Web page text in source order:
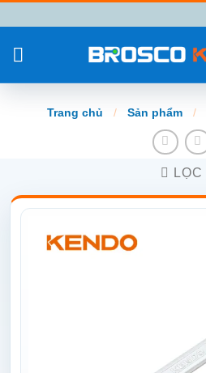
đến
nội
Trang chủ / Sản phẩm /
LỌC